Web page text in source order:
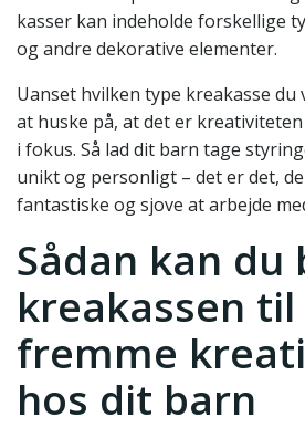
kasser kan indeholde forskellige
og andre dekorative elementer.
Uanset hvilken type kreakasse
at huske på, at det er
i fokus. Så lad dit barn tage
unikt og personligt – det er det,
fantastiske og sjove at arbejde
Sådan kan du
kreakassen
fremme
hos dit barn